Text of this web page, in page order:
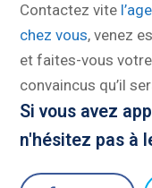
Contactez vite
chez vous, venez
et faites-vous
convaincus qu’il
Si vous avez
n'hésitez pas à